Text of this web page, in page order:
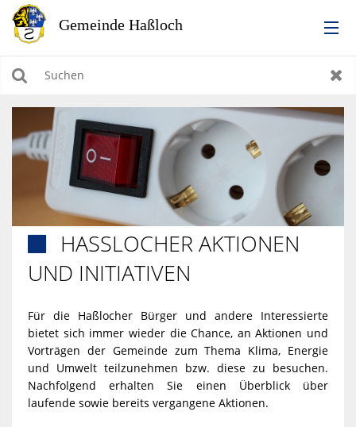
RATHAUS
LEBEN IN HASSLOCH
BILDUNG & KULTUR
WIRTSCHAFTEN, BAUEN, WOHNEN & UMWELT
TOURISMUS
Suchen
HASSLOCHER AKTIONEN U
ND INITIATIVEN
Für die Haßlocher Bürger und andere Interessierte
bietet sich immer wieder die Chance, an Aktionen und
Vorträgen der Gemeinde zum Thema Klima, Energie
und Umwelt teilzunehmen bzw. diese zu besuchen.
Nachfolgend erhalten Sie einen Überblick über
laufende sowie bereits vergangene Aktionen.